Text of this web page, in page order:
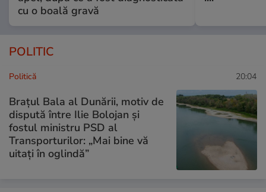
cu o boală gravă
POLITIC
Politică 20:04
Brațul Bala al Dunării, motiv de
dispută între Ilie Bolojan și
fostul ministru PSD al
Transporturilor: „Mai bine vă
uitați în oglindă”